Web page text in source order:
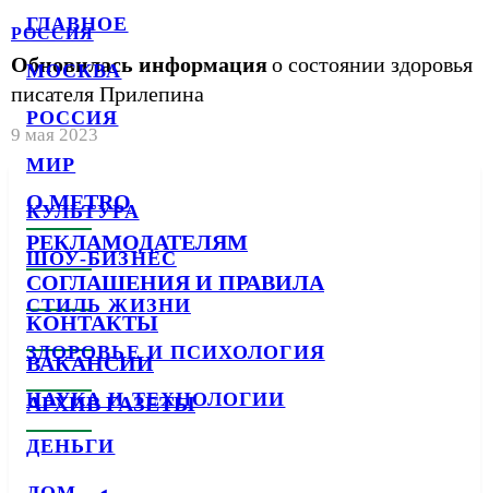
ГЛАВНОЕ
МОСКВА
РОССИЯ
МИР
КУЛЬТУРА
ШОУ-БИЗНЕС
СТИЛЬ ЖИЗНИ
ЗДОРОВЬЕ И ПСИХОЛОГИЯ
НАУКА И ТЕХНОЛОГИИ
ДЕНЬГИ
РОССИЯ
Обновилась информацияо состоянии здоровья
писателя Прилепина
9 мая 2023
О METRO
РЕКЛАМОДАТЕЛЯМ
СОГЛАШЕНИЯ И ПРАВИЛА
КОНТАКТЫ
ВАКАНСИИ
АРХИВ ГАЗЕТЫ